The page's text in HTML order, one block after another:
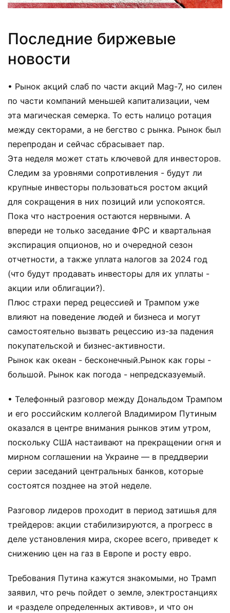
Последние биржевые
новости
• Рынок акций слаб по части акций Mag-7, но силен
по части компаний меньшей капитализации, чем
эта магическая семерка. То есть налицо ротация
между секторами, а не бегство с рынка. Рынок был
перепродан и сейчас сбрасывает пар.
Эта неделя может стать ключевой для инвесторов.
Следим за уровнями сопротивления - будут ли
крупные инвесторы пользоваться ростом акций
для сокращения в них позиций или успокоятся.
Пока что настроения остаются нервными. А
впереди не только заседание ФРС и квартальная
экспирация опционов, но и очередной сезон
отчетности, а также уплата налогов за 2024 год
(что будут продавать инвесторы для их уплаты -
акции или облигации?).
Плюс страхи перед рецессией и Трампом уже
влияют на поведение людей и бизнеса и могут
самостоятельно вызвать рецессию из-за падения
покупательской и бизнес-активности.
Рынок как океан - бесконечный.Рынок как горы -
большой. Рынок как погода - непредсказуемый.
• Телефонный разговор между Дональдом Трампом
и его российским коллегой Владимиром Путиным
оказался в центре внимания рынков этим утром,
поскольку США настаивают на прекращении огня и
мирном соглашении на Украине — в преддверии
серии заседаний центральных банков, которые
состоятся позднее на этой неделе.
Разговор лидеров проходит в период затишья для
трейдеров: акции стабилизируются, а прогресс в
деле установления мира, скорее всего, приведет к
снижению цен на газ в Европе и росту евро.
Требования Путина кажутся знакомыми, но Трамп
заявил, что речь пойдет о земле, электростанциях
и «разделе определенных активов», и что он